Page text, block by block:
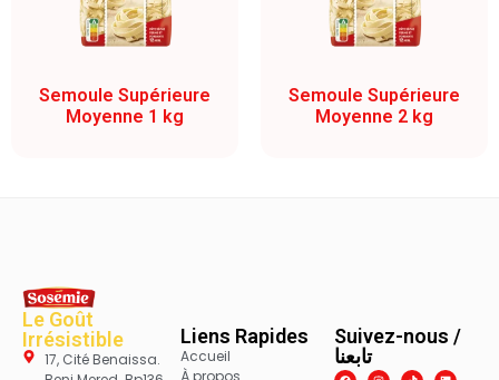
Semoule Supérieure
Moyenne 1 kg
Semoule Supérieure
Moyenne 2 kg
Le Goût
Irrésistible
17, Cité Benaissa.
Liens Rapides
Accueil
À propos
Suivez-nous /
تابعنا